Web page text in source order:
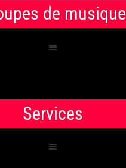
de musique
Services